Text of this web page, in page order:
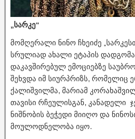
„სარკე“
მომღერალი ნინო ჩხეიძე
სრულიად ახალი ეტაპის
დაკავშირებულ ემოციებზე
შეხვდა იმ სიურპრიზს, რომელიც
ქალიშვილმა, მარიამ
თავისი რჩეულისგან, კანადელი
ნიშნობის ბეჭედი მიიღო და
მოულოდნელობა იყო.